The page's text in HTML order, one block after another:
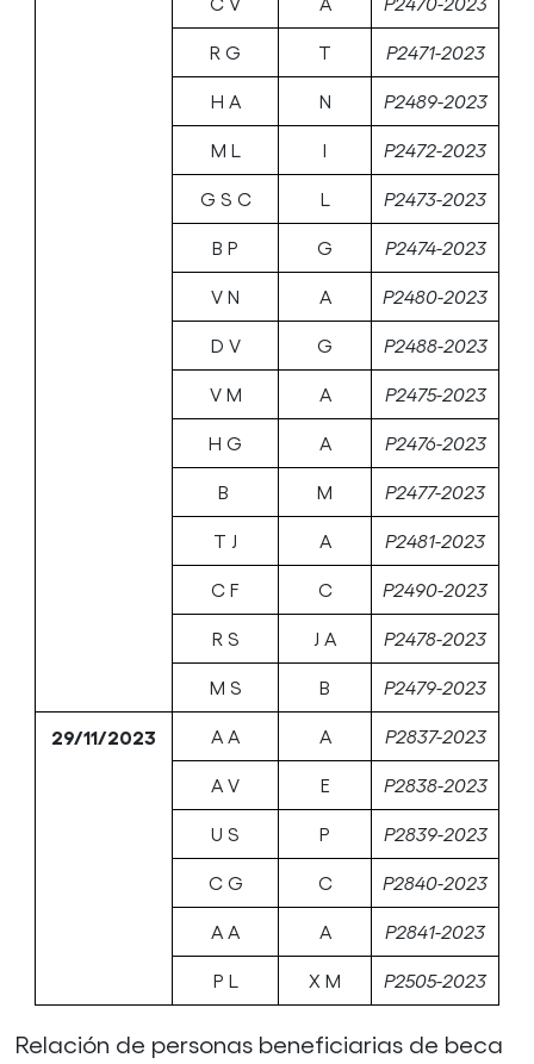
R G T P2471-2023
H A N P2489-2023
M L I P2472-2023
G S C L P2473-2023
B P G P2474-2023
V N A P2480-2023
D V G P2488-2023
V M A P2475-2023
H G A P2476-2023
B M P2477-2023
T J A P2481-2023
C F C P2490-2023
R S J A P2478-2023
M S B P2479-2023
29/11/2023 A A A P2837-2023
A V E P2838-2023
U S P P2839-2023
C G C P2840-2023
A A A P2841-2023
P L X M P2505-2023
Relación de personas beneficiarias de beca